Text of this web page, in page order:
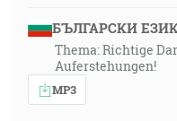
БЪЛГАРСКИ
Thema: Richtige
Auferstehungen!
MP3